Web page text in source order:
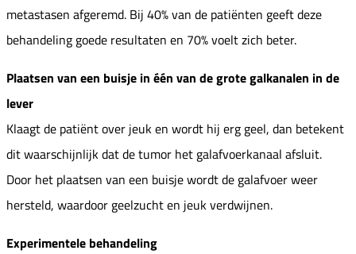
metastasen afgeremd. Bij 40% van de patiënten geeft deze
behandeling goede resultaten en 70% voelt zich beter.
Plaatsen van een buisje in één van de grote galkanalen in de
lever
Klaagt de patiënt over jeuk en wordt hij erg geel, dan betekent
dit waarschijnlijk dat de tumor het galafvoerkanaal afsluit.
Door het plaatsen van een buisje wordt de galafvoer weer
hersteld, waardoor geelzucht en jeuk verdwijnen.
Experimentele behandeling